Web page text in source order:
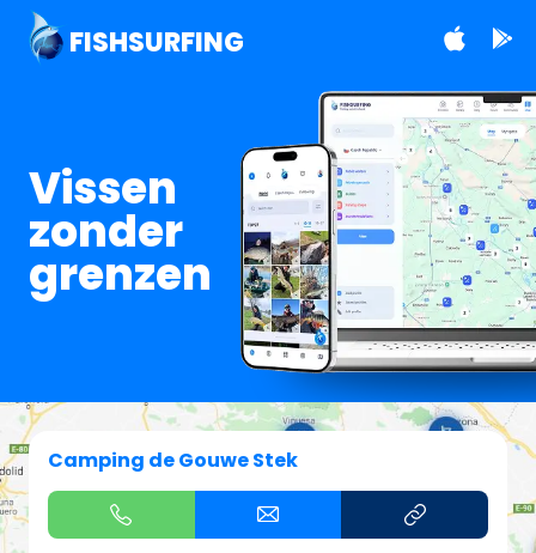
FISHSURFING
Vissen
zonder
grenzen
Camping de Gouwe Stek